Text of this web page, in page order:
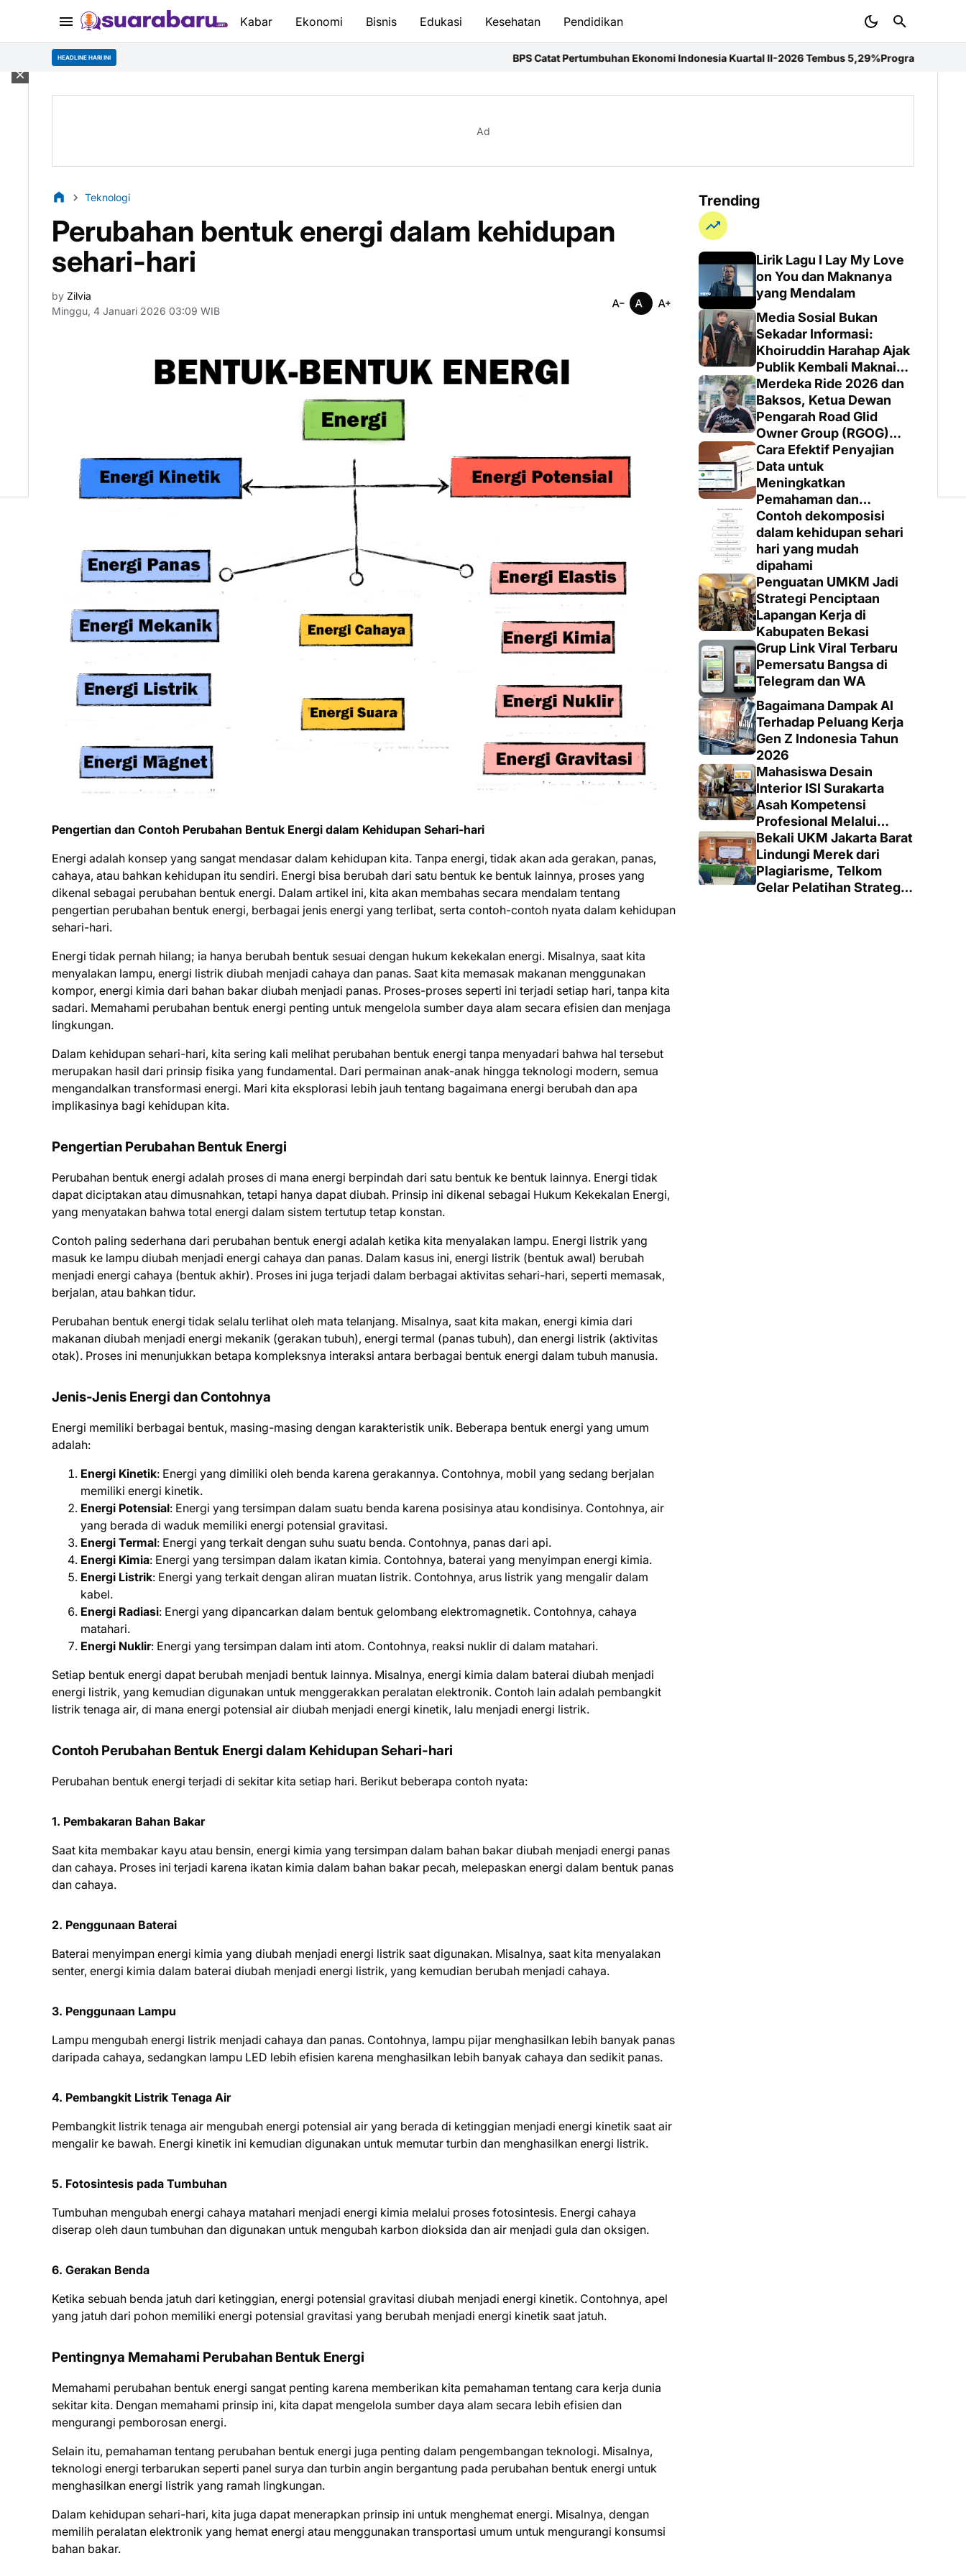
Kabar Ekonomi Bisnis Edukasi Kesehatan Pendidikan
HEADLINE HARI INI BPS Catat Pertumbuhan Ekonomi Indonesia Kuartal II-2026 Tembus 5,29%Program Mahasiswa Berdampak
Ad
Teknologi
Perubahan bentuk energi dalam kehidupan
sehari-hari
by Zilvia
Minggu, 4 Januari 2026 03:09 WIB
Pengertian dan Contoh Perubahan Bentuk Energi dalam Kehidupan Sehari-hari
Energi adalah konsep yang sangat mendasar dalam kehidupan kita. Tanpa energi, tidak akan ada gerakan, panas,
cahaya, atau bahkan kehidupan itu sendiri. Energi bisa berubah dari satu bentuk ke bentuk lainnya, proses yang
dikenal sebagai perubahan bentuk energi. Dalam artikel ini, kita akan membahas secara mendalam tentang
pengertian perubahan bentuk energi, berbagai jenis energi yang terlibat, serta contoh-contoh nyata dalam kehidupan
sehari-hari.
Energi tidak pernah hilang; ia hanya berubah bentuk sesuai dengan hukum kekekalan energi. Misalnya, saat kita
menyalakan lampu, energi listrik diubah menjadi cahaya dan panas. Saat kita memasak makanan menggunakan
kompor, energi kimia dari bahan bakar diubah menjadi panas. Proses-proses seperti ini terjadi setiap hari, tanpa kita
sadari. Memahami perubahan bentuk energi penting untuk mengelola sumber daya alam secara efisien dan menjaga
lingkungan.
Dalam kehidupan sehari-hari, kita sering kali melihat perubahan bentuk energi tanpa menyadari bahwa hal tersebut
merupakan hasil dari prinsip fisika yang fundamental. Dari permainan anak-anak hingga teknologi modern, semua
mengandalkan transformasi energi. Mari kita eksplorasi lebih jauh tentang bagaimana energi berubah dan apa
implikasinya bagi kehidupan kita.
Pengertian Perubahan Bentuk Energi
Perubahan bentuk energi adalah proses di mana energi berpindah dari satu bentuk ke bentuk lainnya. Energi tidak
dapat diciptakan atau dimusnahkan, tetapi hanya dapat diubah. Prinsip ini dikenal sebagai Hukum Kekekalan Energi,
yang menyatakan bahwa total energi dalam sistem tertutup tetap konstan.
Contoh paling sederhana dari perubahan bentuk energi adalah ketika kita menyalakan lampu. Energi listrik yang
masuk ke lampu diubah menjadi energi cahaya dan panas. Dalam kasus ini, energi listrik (bentuk awal) berubah
menjadi energi cahaya (bentuk akhir). Proses ini juga terjadi dalam berbagai aktivitas sehari-hari, seperti memasak,
berjalan, atau bahkan tidur.
Perubahan bentuk energi tidak selalu terlihat oleh mata telanjang. Misalnya, saat kita makan, energi kimia dari
makanan diubah menjadi energi mekanik (gerakan tubuh), energi termal (panas tubuh), dan energi listrik (aktivitas
otak). Proses ini menunjukkan betapa kompleksnya interaksi antara berbagai bentuk energi dalam tubuh manusia.
Jenis-Jenis Energi dan Contohnya
Energi memiliki berbagai bentuk, masing-masing dengan karakteristik unik. Beberapa bentuk energi yang umum
adalah:
Energi Kinetik: Energi yang dimiliki oleh benda karena gerakannya. Contohnya, mobil yang sedang berjalan
memiliki energi kinetik.
Energi Potensial: Energi yang tersimpan dalam suatu benda karena posisinya atau kondisinya. Contohnya, air
yang berada di waduk memiliki energi potensial gravitasi.
Energi Termal: Energi yang terkait dengan suhu suatu benda. Contohnya, panas dari api.
Energi Kimia: Energi yang tersimpan dalam ikatan kimia. Contohnya, baterai yang menyimpan energi kimia.
Energi Listrik: Energi yang terkait dengan aliran muatan listrik. Contohnya, arus listrik yang mengalir dalam
kabel.
Energi Radiasi: Energi yang dipancarkan dalam bentuk gelombang elektromagnetik. Contohnya, cahaya
matahari.
Energi Nuklir: Energi yang tersimpan dalam inti atom. Contohnya, reaksi nuklir di dalam matahari.
Setiap bentuk energi dapat berubah menjadi bentuk lainnya. Misalnya, energi kimia dalam baterai diubah menjadi
energi listrik, yang kemudian digunakan untuk menggerakkan peralatan elektronik. Contoh lain adalah pembangkit
listrik tenaga air, di mana energi potensial air diubah menjadi energi kinetik, lalu menjadi energi listrik.
Contoh Perubahan Bentuk Energi dalam Kehidupan Sehari-hari
Perubahan bentuk energi terjadi di sekitar kita setiap hari. Berikut beberapa contoh nyata:
1. Pembakaran Bahan Bakar
Saat kita membakar kayu atau bensin, energi kimia yang tersimpan dalam bahan bakar diubah menjadi energi panas
dan cahaya. Proses ini terjadi karena ikatan kimia dalam bahan bakar pecah, melepaskan energi dalam bentuk panas
dan cahaya.
2. Penggunaan Baterai
Baterai menyimpan energi kimia yang diubah menjadi energi listrik saat digunakan. Misalnya, saat kita menyalakan
senter, energi kimia dalam baterai diubah menjadi energi listrik, yang kemudian berubah menjadi cahaya.
3. Penggunaan Lampu
Lampu mengubah energi listrik menjadi cahaya dan panas. Contohnya, lampu pijar menghasilkan lebih banyak panas
daripada cahaya, sedangkan lampu LED lebih efisien karena menghasilkan lebih banyak cahaya dan sedikit panas.
4. Pembangkit Listrik Tenaga Air
Pembangkit listrik tenaga air mengubah energi potensial air yang berada di ketinggian menjadi energi kinetik saat air
mengalir ke bawah. Energi kinetik ini kemudian digunakan untuk memutar turbin dan menghasilkan energi listrik.
5. Fotosintesis pada Tumbuhan
Tumbuhan mengubah energi cahaya matahari menjadi energi kimia melalui proses fotosintesis. Energi cahaya
diserap oleh daun tumbuhan dan digunakan untuk mengubah karbon dioksida dan air menjadi gula dan oksigen.
6. Gerakan Benda
Ketika sebuah benda jatuh dari ketinggian, energi potensial gravitasi diubah menjadi energi kinetik. Contohnya, apel
yang jatuh dari pohon memiliki energi potensial gravitasi yang berubah menjadi energi kinetik saat jatuh.
Pentingnya Memahami Perubahan Bentuk Energi
Memahami perubahan bentuk energi sangat penting karena memberikan kita pemahaman tentang cara kerja dunia
sekitar kita. Dengan memahami prinsip ini, kita dapat mengelola sumber daya alam secara lebih efisien dan
mengurangi pemborosan energi.
Selain itu, pemahaman tentang perubahan bentuk energi juga penting dalam pengembangan teknologi. Misalnya,
teknologi energi terbarukan seperti panel surya dan turbin angin bergantung pada perubahan bentuk energi untuk
menghasilkan energi listrik yang ramah lingkungan.
Dalam kehidupan sehari-hari, kita juga dapat menerapkan prinsip ini untuk menghemat energi. Misalnya, dengan
memilih peralatan elektronik yang hemat energi atau menggunakan transportasi umum untuk mengurangi konsumsi
bahan bakar.
Trending
Lirik Lagu I Lay My Love
on You dan Maknanya
yang Mendalam
Media Sosial Bukan
Sekadar Informasi:
Khoiruddin Harahap Ajak
Publik Kembali Maknai
Ruang Digital dengan
Totalitas dan Loyalitas
Merdeka Ride 2026 dan
Baksos, Ketua Dewan
Pengarah Road Glid
Owner Group (RGOG)
Boys Indonesia Pusat M.
Irsyad Sebut Persiapan
Dimatangkan
Cara Efektif Penyajian
Data untuk
Meningkatkan
Pemahaman dan
Keputusan yang Tepat
Contoh dekomposisi
dalam kehidupan sehari
hari yang mudah
dipahami
Penguatan UMKM Jadi
Strategi Penciptaan
Lapangan Kerja di
Kabupaten Bekasi
Grup Link Viral Terbaru
Pemersatu Bangsa di
Telegram dan WA
Bagaimana Dampak AI
Terhadap Peluang Kerja
Gen Z Indonesia Tahun
2026
Mahasiswa Desain
Interior ISI Surakarta
Asah Kompetensi
Profesional Melalui
Proyek Nyata di PT.
EDRA Arsitek Indonesia
Bekali UKM Jakarta Barat
Lindungi Merek dari
Plagiarisme, Telkom
Gelar Pelatihan Strategi